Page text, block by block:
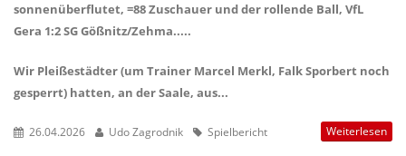
sonnenüberflutet, =88 Zuschauer und der rollende Ball, VfL
Gera 1:2 SG Gößnitz/Zehma.....
Wir Pleißestädter (um Trainer Marcel Merkl, Falk Sporbert noch
gesperrt) hatten, an der Saale, aus...
26.04.2026 Udo Zagrodnik Spielbericht Weiterlesen